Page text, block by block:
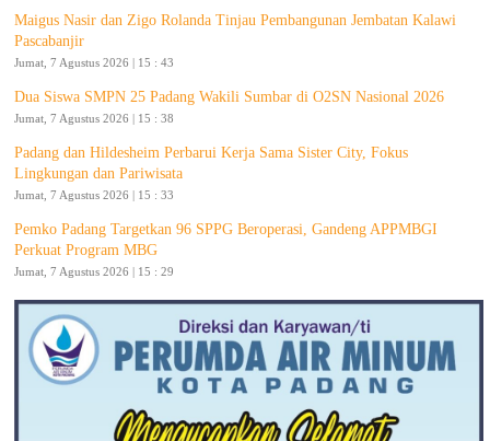
Maigus Nasir dan Zigo Rolanda Tinjau Pembangunan Jembatan Kalawi
Pascabanjir
Jumat, 7 Agustus 2026 | 15 : 43
Dua Siswa SMPN 25 Padang Wakili Sumbar di O2SN Nasional 2026
Jumat, 7 Agustus 2026 | 15 : 38
Padang dan Hildesheim Perbarui Kerja Sama Sister City, Fokus
Lingkungan dan Pariwisata
Jumat, 7 Agustus 2026 | 15 : 33
Pemko Padang Targetkan 96 SPPG Beroperasi, Gandeng APPMBGI
Perkuat Program MBG
Jumat, 7 Agustus 2026 | 15 : 29